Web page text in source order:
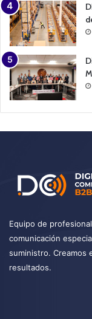
Equipo de
comunicación
suministro. Creamos
resultados.